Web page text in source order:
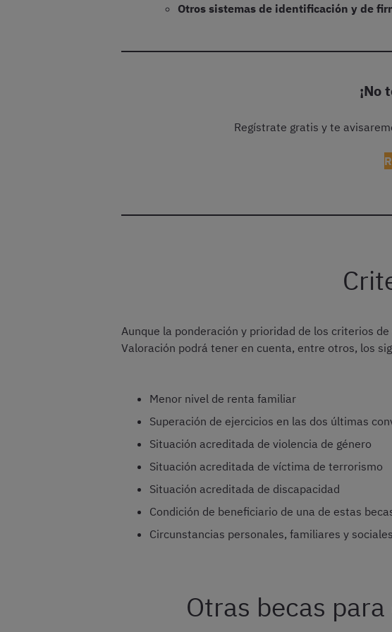
Otros sistemas de identificación y de
¡No
Regístrate gratis y te
Aunque la ponderación y prioridad de los criterios
Valoración podrá tener en cuenta, entre otros, los
Menor nivel de renta familiar
Superación de ejercicios en las dos últimas
Situación acreditada de violencia de género
Situación acreditada de víctima de terrorismo
Situación acreditada de discapacidad
Condición de beneficiario de una de estas
Circunstancias personales, familiares y sociales
Otras becas